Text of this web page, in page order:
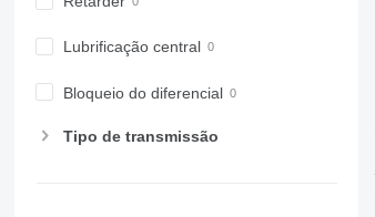
Lubrificação central
Bloqueio do diferencial
Tipo de transmissão